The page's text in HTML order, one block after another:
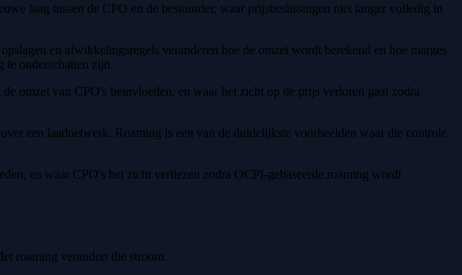
laag tussen de CPO en de bestuurder, waar prijsbeslissingen niet langer volledig in
en afwikkelingsregels veranderen hoe de omzet wordt berekend en hoe marges
te onderschatten zijn.
omzet van CPO's beïnvloeden, en waar het zicht op de prijs verloren gaat zodra
een laadnetwerk. Roaming is een van de duidelijkste voorbeelden waar die controle
en waar CPO's het zicht verliezen zodra OCPI-gebaseerde roaming wordt
roaming verandert die stroom.